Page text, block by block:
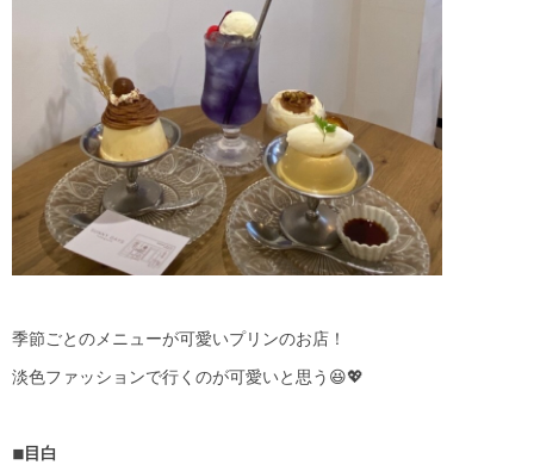
季節ごとのメニューが可愛いプリンのお店！
淡色ファッションで行くのが可愛いと思う😆💖
◾︎目白